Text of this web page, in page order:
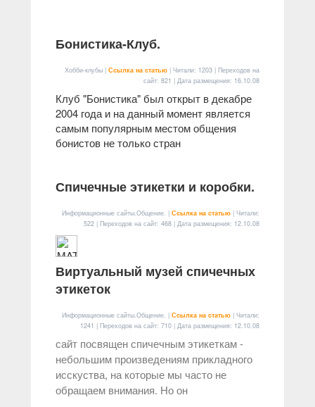
Бонистика-Клуб.
Хобби-клубы | Ссылка на статью | Читали: 1203 | Переходов на
сайт: 821 | Дата размещения: 16.10.08
Клуб "Бонистика" был открыт в декабре
2004 года и на данный момент является
самым популярным местом общения
бонистов не только стран
Спичечные этикетки и коробки.
Информационные сайты.Общение. | Ссылка на статью | Читали:
522 | Переходов на сайт: 468 | Дата размещения: 12.10.08
Виртуальный музей спичечных
этикеток
Информационные сайты.Общение. | Ссылка на статью | Читали:
1241 | Переходов на сайт: 710 | Дата размещения: 12.10.08
сайт посвящен спичечным этикеткам -
небольшим произведениям прикладного
исскуства, на которые мы часто не
обращаем внимания. Но он